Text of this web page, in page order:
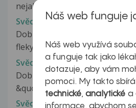
nejakem casevzmizi a objevi...
Svědivé fleky na kůži
Dobrý den, pod prsy a v
fleky, které jsou každým dnem...
Svědivé fleky na pokožce
Dobrý den, před několika dny
&quot;pupínky&quot; na
Svědivé fleky na těle
Náš web funguje
Náš web využívá
a funguje tak jako
dotazuje, aby vám
pomoci. My takto
technické,analytické a
informace, abychom